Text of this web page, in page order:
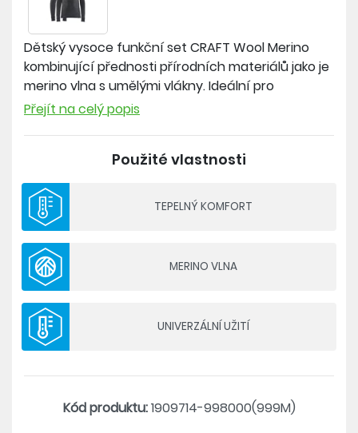
Dětský vysoce funkční set CRAFT Wool Merino
kombinující přednosti přírodních materiálů jako je
merino vlna s umělými vlákny. Ideální pro
outdoorové aktivity v chladném počasí. Poskytuje
Materiál: 47% polyester, 42% merino vlna, 11%
polyamid
Gramáž: 165g/m2
Triko:
- Mulesing free merino vlna - etický způsob při
získávání vlny
- výhody merino vlny: výborná termoregulace,
přírozená eliminace zápachu, tepelný komfort i za
mokra
- pohodlný střih
- ploché švy
Spodky:
Přejít na celý popis
Použité vlastnosti
TEPELNÝ KOMFORT
MERINO VLNA
UNIVERZÁLNÍ UŽITÍ
Kód produktu:1909714-998000(999M)